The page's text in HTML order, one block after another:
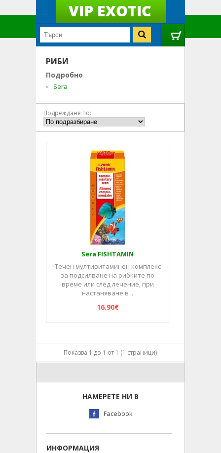
РИБИ
Подробно
Sera
Подреждане по:
Sera FISHTAMIN
Течен мултивитаминен комплекс
за подсилване на рибките по
време или след лечение, при
настаняване в ..
16.90€
Показва 1 до 1 от 1 (1 страници)
НАМЕРЕТЕ НИ В
Facebook
ИНФОРМАЦИЯ